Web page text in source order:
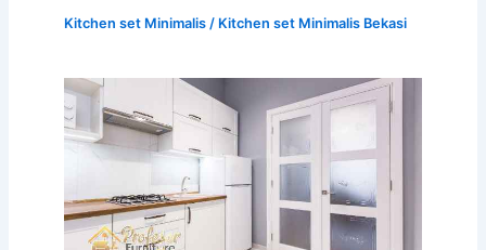
Kitchen set Minimalis/ Kitchen set Minimalis Bekasi